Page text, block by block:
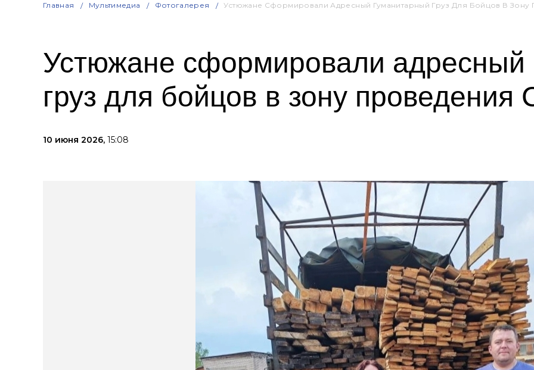
Главная Мультимедиа Фотогалерея Устюжане Сформировали Адресный Гуманитарный Груз Для Бойцов В
Устюжане сформировали адресный
груз для бойцов в зону проведения
10 июня 2026, 15:08